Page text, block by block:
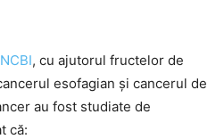
NCBI, cu ajutorul fructelor de
esofagian și cancerul de
au fost studiate de
că: